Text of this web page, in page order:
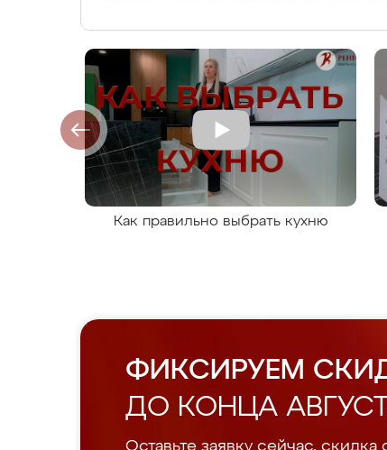
Как правильно выбрать кухню
ФИКСИРУЕМ
ДО КОНЦА
Оставьте заявку сейчас, скидка